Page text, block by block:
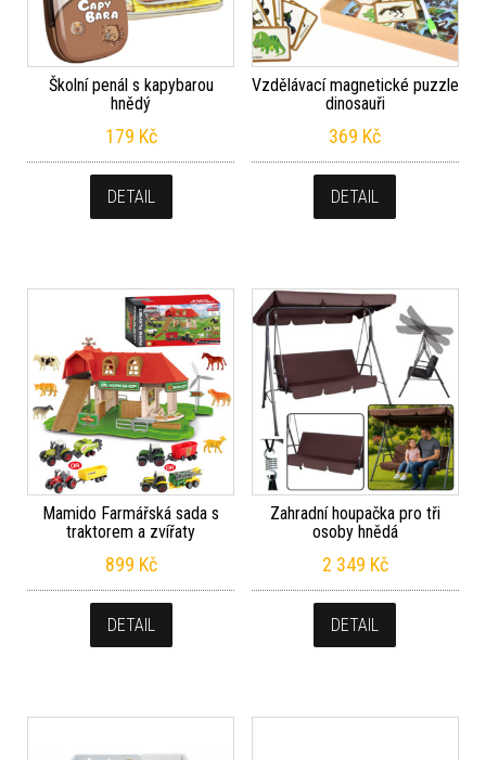
Školní penál s kapybarou
hnědý
179 Kč
DETAIL
Vzdělávací magnetické puzzle
dinosauři
369 Kč
DETAIL
Mamido Farmářská sada s
traktorem a zvířaty
899 Kč
DETAIL
Zahradní houpačka pro tři
osoby hnědá
2 349 Kč
DETAIL